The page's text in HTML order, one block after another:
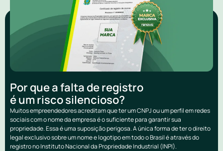
Por que a falta de registro
é um risco silencioso?
Muitos empreendedores acreditam que ter um CNPJ ou um perfil em redes
sociais com o nome da empresa é o suficiente para garantir sua
propriedade. Essa é uma suposição perigosa. A única forma de ter o direito
legal exclusivo sobre um nome e logotipo em todo o Brasil é através do
registro no Instituto Nacional da Propriedade Industrial (INPI).